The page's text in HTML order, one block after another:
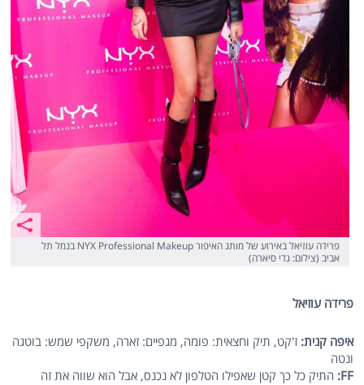
פרידה עוזיאל באירוע של מותג האיפור NYX Professional Makeup בנמל תל
אביב (צילום: גדי סיארה)
פרידה עוזיאל
איפה קנית: ז'קט, תיק וחצאית: פומה, מגפיים: זארה, משקפי שמש: בוטגה
ונטה
FF
: התיק כל כך קטן שאפילו הטלפון לא נכנס, אבל הוא שווה את זה